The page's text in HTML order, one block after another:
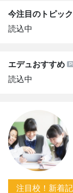
今注目のトピッ
読込中
エデュおすすめ
読込中
注目校！新着